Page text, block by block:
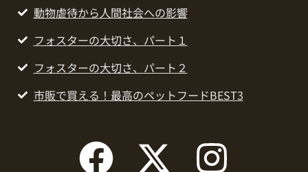
動物虐待から人間社会への影響
フォスターの大切さ、パート１
フォスターの大切さ、パート２
市販で買える！最高のペットフードBEST3